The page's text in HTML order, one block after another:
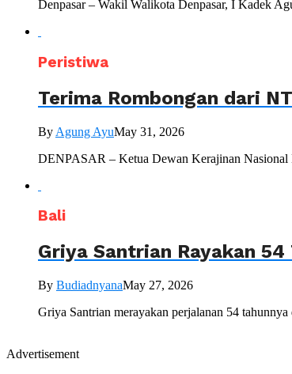
Denpasar – Wakil Walikota Denpasar, I Kadek
Peristiwa
Terima Rombongan dari
By Agung AyuMay 31, 2026
DENPASAR – Ketua Dewan Kerajinan Nasional
Bali
Griya Santrian Rayakan
By BudiadnyanaMay 27, 2026
Griya Santrian merayakan perjalanan 54
Advertisement